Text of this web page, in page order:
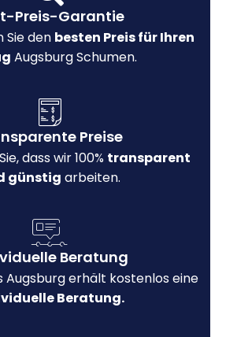
Preis-Garantie
Sie den besten Preis für Ihren
Augsburg Schumen.
Preise
dass wir 100% transparent
günstig arbeiten.
Beratung
Augsburg erhält kostenlos eine
Beratung.